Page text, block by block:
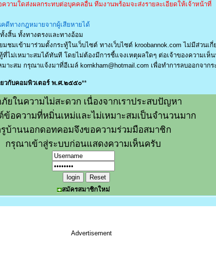
วามใดส่งผลกระทบต่อบุคคลอื่น ทีมงานพร้อมจะส่งรายละเอียดให้เจ้าหน้าที่
ดีทางกฎหมายจากผู้เสียหายได้
สิ้น ทั้งทางตรงและทางอ้อม
ชมเข้ามาร่วมตั้งกระทู้ในเว็บไซต์ ทางเว็บไซต์ kroobannok.com ไม่มีส่วนเ
ไม่เหมาะสมได้ทันที โดยไม่ต้องมีการชี้แจงเหตุผลใดๆ ต่อเจ้าของความเห็
าะสม กรุณาแจ้งมาที่อีเมล์ kornkham@hotmail.com เพื่อทำการลบออกจากร
วกับคอมพิวเตอร์ พ.ศ.๒๕๕๐**
ยในความไม่สะดวก เนื่องจากเราประสบปัญหา
ข้อความที่หมิ่นเหม่และไม่เหมาะสมเป็นจำนวนมาก
บ้านนอกดอทคอมจึงขอความร่วมมือสมาชิก
กรุณาเข้าสู่ระบบก่อนแสดงความเห็นครับ
สมัครสมาชิกใหม่
Advertisement